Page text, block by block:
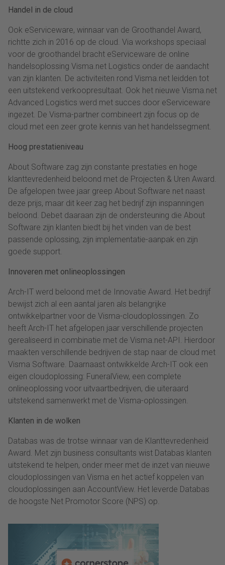
Handel in de cloud
Ook eServiceware, winnaar van de Groothandel Award,
richtte zich in 2016 op de cloud. Via workshops speciaal
voor de groothandel bracht eServiceware de online
handelsoplossing Visma.net Logistics onder de aandacht
van zijn klanten. De activiteiten rond Visma.net leidden tot
een uitstekend verkoopresultaat. Ook het nieuwe Visma.net
Advanced Logistics werd met succes door eServiceware
ingezet. De Visma-partner combineert zijn focus op de
cloud met een zeer grote kennis van het handelssegment.
Hoog prestatieniveau
About Software zag zijn constante prestaties en hoge
klanttevredenheid beloond met de Projecten & Uren Award.
De afgelopen twee jaar greep About Software net naast
deze prijs, maar dit keer zag het bedrijf zijn inspanningen
beloond. Debet daaraan zijn de ondersteuning die About
Software zijn klanten biedt bij het vinden van de best
passende oplossing, zijn implementatie-aanpak en zijn
goede support.
Innoveren met onlineoplossingen
Arch-IT werd beloond met de Innovatie Award. Het bedrijf
bewijst zich al een aantal jaren als belangrijke
ontwikkelpartner voor de Visma-cloudoplossingen. Zo
heeft Arch-IT het afgelopen jaar verschillende projecten
gerealiseerd in combinatie met de Visma.net-API. Hierdoor
maakten verschillende bedrijven de stap naar de cloud met
Visma Software. Daarnaast ontwikkelde Arch-IT ook een
eigen cloudoplossing: FuneralView, een complete
onlineoplossing voor uitvaartbedrijven, die uiteraard
uitstekend samenwerkt met de Visma-oplossingen.
Klanten in de wolken
Databas was de trotse winnaar van de Klanttevredenheid
Award. Met zijn business consultants wist Databas klanten
uitstekend te helpen, onder meer met de inzet van nieuwe
cloudoplossingen van Visma en het actief koppelen van
cloudoplossingen aan AccountView. Het leverde Databas
de hoogste Net Promotor Score (NPS) op.